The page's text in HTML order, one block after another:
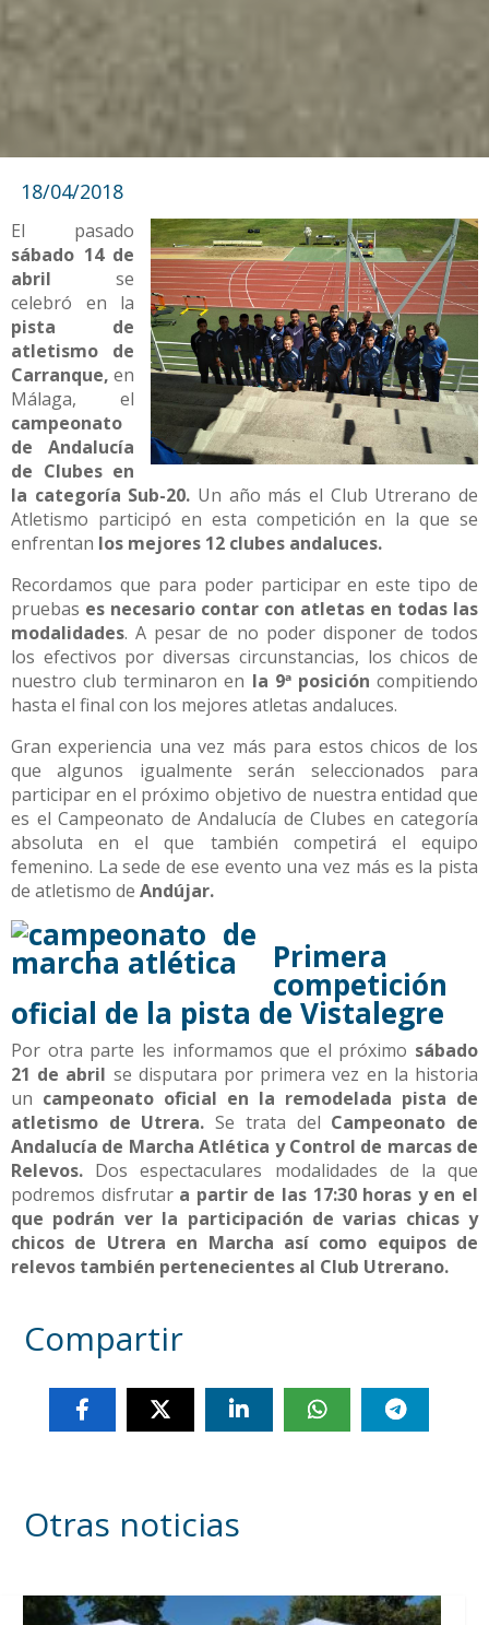
18/04/2018
El pasado
sábado 14 de
abril se
celebró en la
pista de
atletismo de
Carranque, en
Málaga, el
campeonato
de Andalucía
de Clubes en
la categoría Sub-20. Un año más el Club Utrerano de
Atletismo participó en esta competición en la que se
enfrentan los mejores 12 clubes andaluces.
Recordamos que para poder participar en este tipo de
pruebas es necesario contar con atletas en todas las
modalidades. A pesar de no poder disponer de todos
los efectivos por diversas circunstancias, los chicos de
nuestro club terminaron en la 9ª posición compitiendo
hasta el final con los mejores atletas andaluces.
Gran experiencia una vez más para estos chicos de los
que algunos igualmente serán seleccionados para
participar en el próximo objetivo de nuestra entidad que
es el Campeonato de Andalucía de Clubes en categoría
absoluta en el que también competirá el equipo
femenino. La sede de ese evento una vez más es la pista
de atletismo de Andújar.
Primera
competición
oficial de la pista de Vistalegre
Por otra parte les informamos que el próximo sábado
21 de abril se disputara por primera vez en la historia
un campeonato oficial en la remodelada pista de
atletismo de Utrera. Se trata del Campeonato de
Andalucía de Marcha Atlética y Control de marcas de
Relevos. Dos espectaculares modalidades de la que
podremos disfrutar a partir de las 17:30 horas y en el
que podrán ver la participación de varias chicas y
chicos de Utrera en Marcha así como equipos de
relevos también pertenecientes al Club Utrerano.
Compartir
Otras noticias